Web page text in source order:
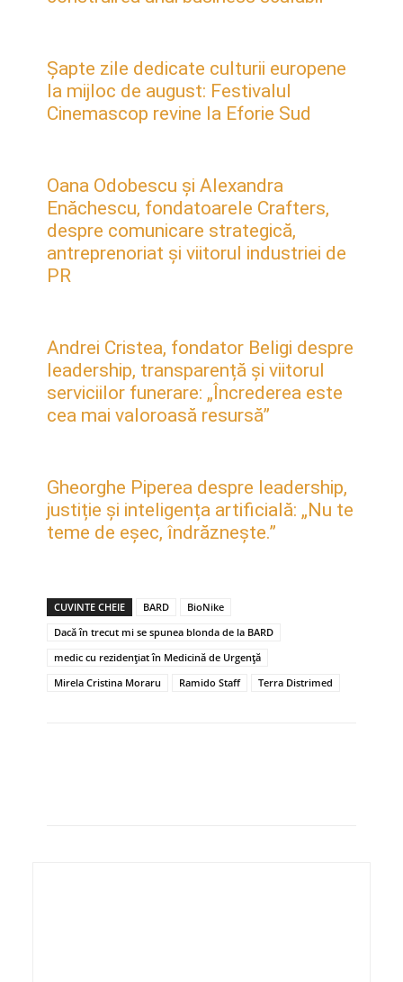
Șapte zile dedicate culturii europene
la mijloc de august: Festivalul
Cinemascop revine la Eforie Sud
Oana Odobescu și Alexandra
Enăchescu, fondatoarele Crafters,
despre comunicare strategică,
antreprenoriat și viitorul industriei de
PR
Andrei Cristea, fondator Beligi despre
leadership, transparență și viitorul
serviciilor funerare: „Încrederea este
cea mai valoroasă resursă”
Gheorghe Piperea despre leadership,
justiție și inteligența artificială: „Nu te
teme de eșec, îndrăznește.”
CUVINTE CHEIE BARD
BioNike
Dacă în trecut mi se spunea blonda de la BARD
medic cu rezidenţiat în Medicină de Urgenţă
Mirela Cristina Moraru
Ramido Staff Terra Distrimed